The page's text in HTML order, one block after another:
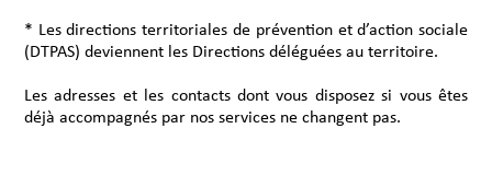
* Les directions territoriales de prévention et d’action sociale
(DTPAS) deviennent les Directions déléguées au territoire.
Les adresses et les contacts dont vous disposez si vous êtes
déjà accompagnés par nos services ne changent pas.